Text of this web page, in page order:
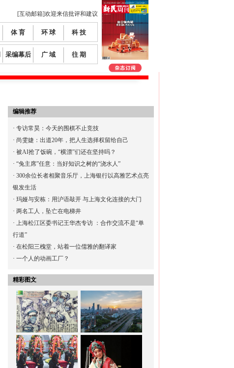
[互动邮箱]欢迎来信批评和建议
体 育 环 球 科 技
采编幕后 广 域 往 期
编辑推荐
· 专访常昊：今天的围棋不止竞技
· 尚雯婕：出道20年，把人生选择权留给自己
· 被AI抢了饭碗，“横漂”们还在坚持吗？
· “兔主席”任意：当好知识之树的“浇水人”
· 300余位长者相聚音乐厅，上海银行以高雅艺术点亮
银发生活
· 玛娅与安栋：用沪语敲开 与上海文化连接的大门
· 两名工人，坠亡在电梯井
· 上海松江区委书记王华杰专访 ：合作交流不是“单
行道”
· 在松阳三槐堂，站着一位儒雅的翻译家
· 一个人的动画工厂？
精彩图文